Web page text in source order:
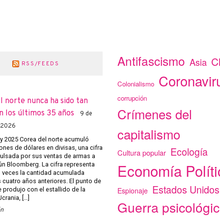
RSS/FEEDS
norte nunca ha sido tan
los últimos 35 años
9 de
2025 Corea del norte acumuló
de dólares en divisas, una cifra
por sus ventas de armas a
Bloomberg. La cifra representa
la cantidad acumulada
cuatro años anteriores. El punto de
produjo con el estallido de la
[…]
Antifascismo Asia
Colonialismo
corrupción
Crímenes del
capitalismo
Cultura popular Ecología
Economía
Espionaje Estados Unidos
Guerra